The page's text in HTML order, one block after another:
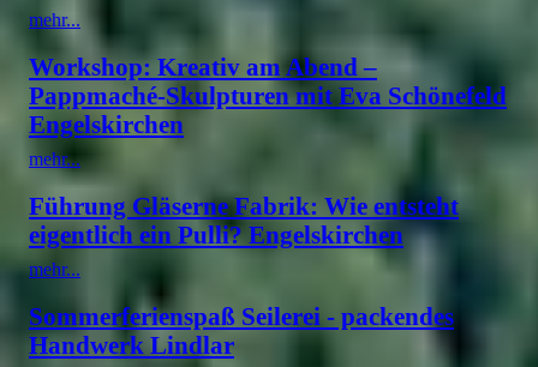
mehr...
Workshop: Kreativ am Abend –
Pappmaché-Skulpturen mit Eva Schönefeld
Engelskirchen
mehr...
Führung Gläserne Fabrik: Wie entsteht
eigentlich ein Pulli? Engelskirchen
mehr...
Sommerferienspaß Seilerei - packendes
Handwerk Lindlar